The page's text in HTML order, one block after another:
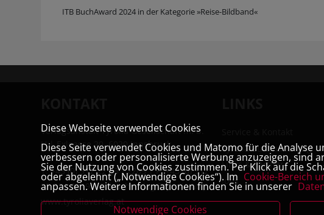
ITB BuchAward 2024 in der Kategorie »Reise-Bildband«
Verlagsanstalt Tyrolia Gesellschaft m. b.
H | Exlgasse 20, 6020 Innsbruck
T:+43 (0) 512 22 33 - 2205| F: +43 (0) 512
22 33 - 2119 | E:buchverlag@tyrolia.at|
www.tyroliaverlag.at
Tyrolia Buchhandlung
Links & Partner
Jobs
Diese Webseite verwendet Cookies
Diese Seite verwendet Cookies und Matomo für die Analyse
verbessern oder personalisierte Werbung anzuzeigen, sind
Sie der Nutzung von Cookies zustimmen. Per Klick auf die
oder abgelehnt („Notwendige Cookies“). Im Cookie-Bereich
anpassen. Weitere Informationen finden Sie in unserer
Notwendige Cookies